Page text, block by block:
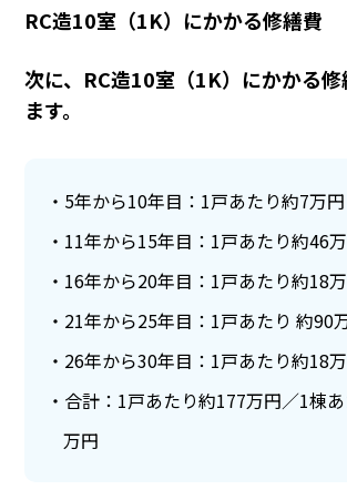
RC造10室（1K）にかかる修繕費
次に、RC造10室（1K）にかかる
ます。
5年から10年目：1戸あたり約7万円
11年から15年目：1戸あたり約46
16年から20年目：1戸あたり約18
21年から25年目：1戸あたり 約90
26年から30年目：1戸あたり約18
合計：1戸あたり約177万円／1棟
万円